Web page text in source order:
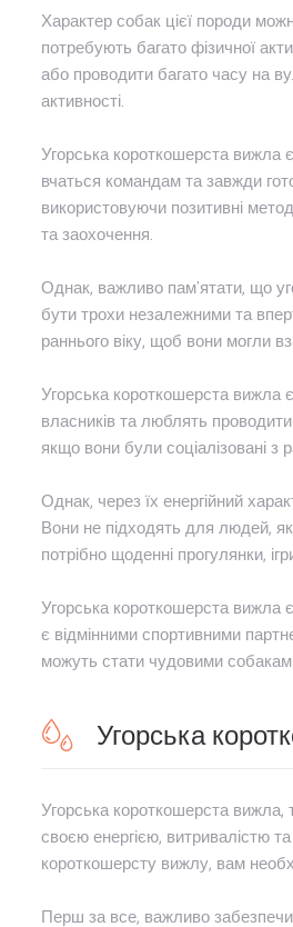
Характер собак цієї породи
потребують багато фізичної
або проводити багато часу на
активності.
Угорська короткошерста вижла
вчаться командам та завжди
використовуючи позитивні
та заохочення.
Однак, важливо пам'ятати, що
бути трохи незалежними та
раннього віку, щоб вони могли
Угорська короткошерста вижла
власників та люблять
якщо вони були соціалізовані з
Однак, через їх енергійний
Вони не підходять для людей,
потрібно щоденні прогулянки,
Угорська короткошерста вижла
є відмінними спортивними
можуть стати чудовими
Угорська
Угорська короткошерста вижла,
своєю енергією, витривалістю
короткошерсту вижлу, вам
Перш за все, важливо